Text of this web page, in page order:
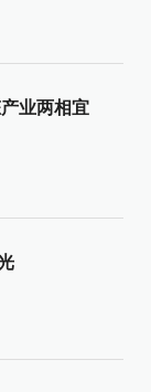
业两相宜